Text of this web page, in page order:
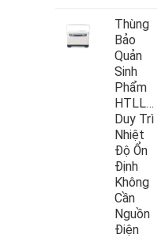
Thùng
Bảo
Quản
Sinh
Phẩm
Duy Trì
Nhiệt
Độ Ổn
Định
Không
Cần
Nguồn
Điện